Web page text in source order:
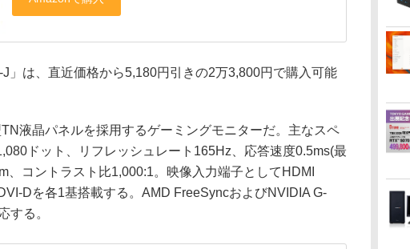
は、直近価格から5,180円引きの2万3,800円で購入可能
液晶パネルを採用するゲーミングモニターだ。主なスペ
ドット、リフレッシュレート165Hz、応答速度0.5ms(最
、コントラスト比1,000:1。映像入力端子としてHDMI
Dを各1基搭載する。AMD FreeSyncおよびNVIDIA G-
する。